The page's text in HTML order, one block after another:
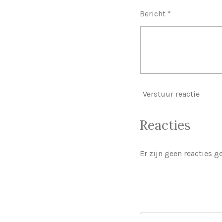
Bericht *
Verstuur reactie
Reacties
Er zijn geen reacties